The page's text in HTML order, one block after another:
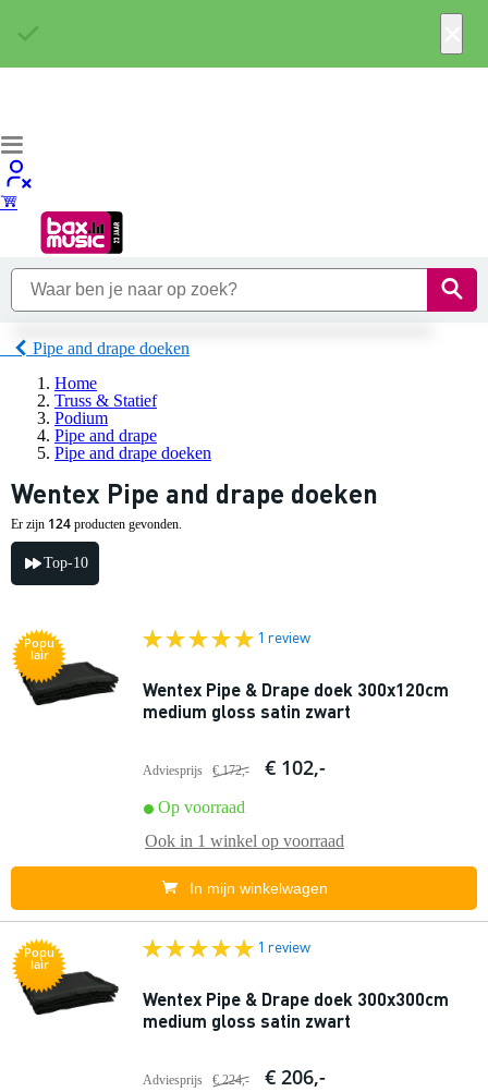
Pipe and drape doeken
Home
Truss & Statief
Podium
Pipe and drape
Pipe and drape doeken
Wentex Pipe and drape doeken
Er zijn 124 producten gevonden.
Top-10
Popu
lair
1 review
Wentex Pipe & Drape doek 300x120cm
medium gloss satin zwart
Adviesprijs € 172,- € 102,-
Op voorraad
Ook in 1 winkel op voorraad
In mijn winkelwagen
Popu
lair
1 review
Wentex Pipe & Drape doek 300x300cm
medium gloss satin zwart
Adviesprijs € 224,- € 206,-